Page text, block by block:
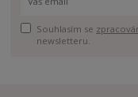
Souhlasím se
newsletteru.